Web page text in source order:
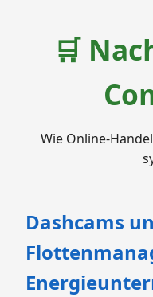
🛒
Wie Online-
Dashcams